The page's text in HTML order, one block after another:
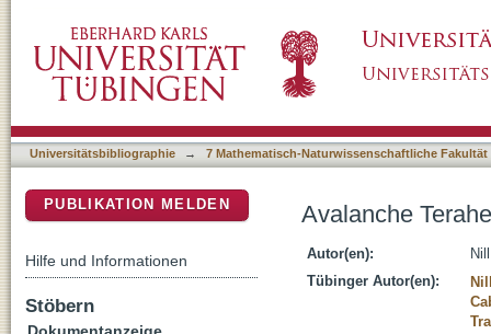
Universitätsbibliographie → 7 Mathematisch-Naturwissenschaftliche Fakultät
Avalanche
Autor(en):
Tübinger Autor(en):
PUBLIKATION MELDEN
Hilfe und Informationen
Stöbern
Dokumentanzeige